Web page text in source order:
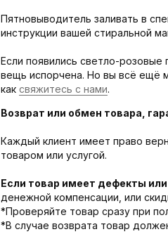
Пятновыводитель заливать в
инструкции вашей стиральной
Если появились светло-розовые
вещь испорчена. Но вы всё ещё
как свяжитесь с нами.
Возврат или обмен товара,
Каждый клиент имеет право
товаром или услугой.
Если товар имеет дефекты или
денежной компенсации, или
*Проверяйте товар сразу при
*В случае возврата товар